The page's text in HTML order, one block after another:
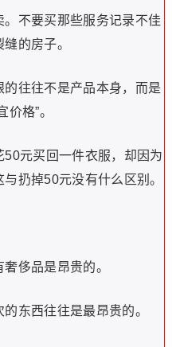
不要买那些服务记录不佳
的房子。
的往往不是产品本身，而是
格”。
元买回一件衣服，却因为
扔掉50元没有什么区别。
侈品是昂贵的。
东西往往是最昂贵的。